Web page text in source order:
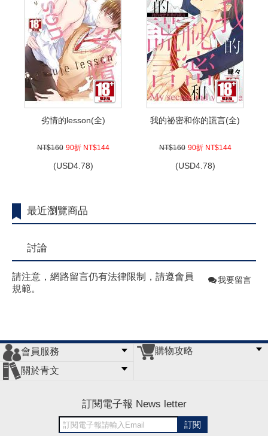
劣情的lesson(全)
NT$160 90折 NT$144
(USD4.78)
我的祕密和你的謊言(全)
NT$160 90折 NT$144
(USD4.78)
最近瀏覽商品
討論
請注意，網路留言仍有法律限制，請遵會員
規範。
我要留言
會員服務
會員辦法
客服信箱
隱私條款
網站導覽
購物攻略
關於青文
訂閱電子報 News letter
訂閱